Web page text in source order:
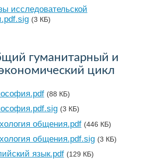
исследовательской
(3 КБ)
гуманитарный и
цикл
(88 КБ)
(3 КБ)
общения.pdf (446 КБ)
общения.pdf.sig (3 КБ)
язык.pdf (129 КБ)